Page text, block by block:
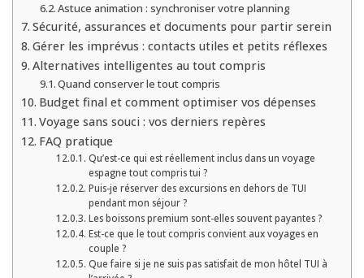
Astuce animation : synchroniser votre planning
Sécurité, assurances et documents pour partir serein
Gérer les imprévus : contacts utiles et petits réflexes
Alternatives intelligentes au tout compris
Quand conserver le tout compris
Budget final et comment optimiser vos dépenses
Voyage sans souci : vos derniers repères
FAQ pratique
Qu’est-ce qui est réellement inclus dans un voyage
espagne tout compris tui ?
Puis-je réserver des excursions en dehors de TUI
pendant mon séjour ?
Les boissons premium sont-elles souvent payantes ?
Est-ce que le tout compris convient aux voyages en
couple ?
Que faire si je ne suis pas satisfait de mon hôtel TUI à